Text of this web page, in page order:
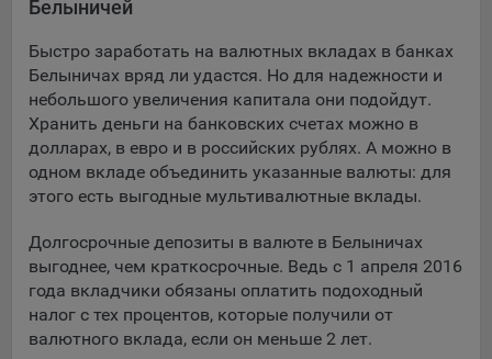
Подобные функции улучшают условия работы
9.3. Файлы cookie предпочтений, например, для настройки
контента. Данные файлы cookie собирают информацию о
выборе пользователя на сайте и его предпочтениях и
позволяют Обществу «запомнить» информацию о
выбранном пользователем городе и других местных
настройках для того, чтобы соответствующим образом
9.4. Аналитические файлы cookie, например
Яндекс.Метрика, Google Analytics. Данные файлы cookie
собирают информацию о том, как пользователь
использовал сайты, и позволяют Обществу вносить в них
улучшения.
Белыничей
Быстро заработать на валютных вкладах в банках
Белыничах вряд ли удастся. Но для надежности и
небольшого увеличения капитала они подойдут.
Хранить деньги на банковских счетах можно в
долларах, в евро и в российских рублях. А можно в
одном вкладе объединить указанные валюты: для
этого есть выгодные мультивалютные вклады.
Долгосрочные депозиты в валюте в Белыничах
выгоднее, чем краткосрочные. Ведь с 1 апреля 2016
года вкладчики обязаны оплатить подоходный
налог с тех процентов, которые получили от
валютного вклада, если он меньше 2 лет.